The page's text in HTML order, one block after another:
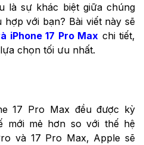
là sự khác biệt giữa chúng
với bạn? Bài viết này sẽ
iPhone 17 Pro Max chi tiết,
chọn tối ưu nhất.
17 Pro Max đều được kỳ
mới mẻ hơn so với thế hệ
và 17 Pro Max, Apple sẽ